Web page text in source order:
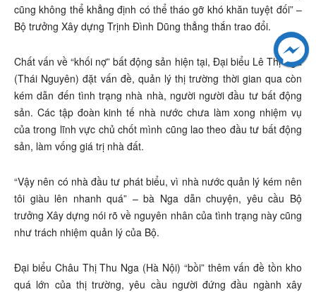
cũng không thể khẳng định có thể tháo gỡ khó khăn tuyệt đối” –
Bộ trưởng Xây dựng Trịnh Đình Dũng thẳng thắn trao đổi.
Chất vấn về “khối nợ” bất động sản hiện tại, Đại biểu Lê Thị Nga
(Thái Nguyên) đặt vấn đề, quản lý thị trường thời gian qua còn
kém dẫn đến tình trạng nhà nhà, người người đầu tư bất động
sản. Các tập đoàn kinh tế nhà nước chưa làm xong nhiệm vụ
của trong lĩnh vực chủ chốt mình cũng lao theo đầu tư bất động
sản, làm vống giá trị nhà đất.
“Vậy nên có nhà đầu tư phát biểu, vì nhà nước quản lý kém nên
tôi giàu lên nhanh quá” – bà Nga dẫn chuyện, yêu cầu Bộ
trưởng Xây dựng nói rõ về nguyên nhân của tình trạng này cũng
như trách nhiệm quản lý của Bộ.
Đại biểu Châu Thị Thu Nga (Hà Nội) “bồi” thêm vấn đề tồn kho
quá lớn của thị trường, yêu cầu người đứng đầu ngành xây